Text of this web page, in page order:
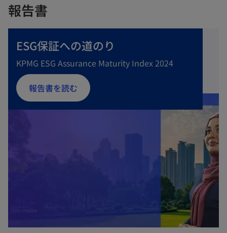
報告書
ESG保証への道のり
KPMG ESG Assurance Maturity Index 2024
報告書を読む